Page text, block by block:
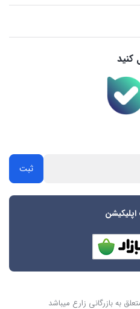
کنید
به بازرگانی زارع میباشد